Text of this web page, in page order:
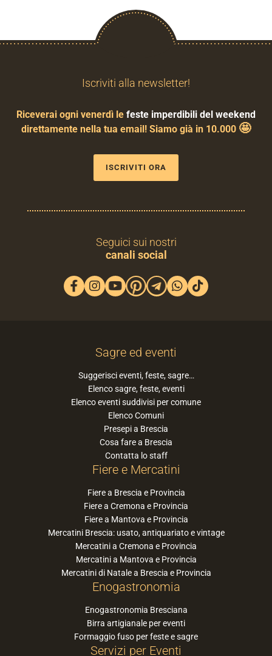
Iscriviti alla newsletter!
Riceverai ogni venerdì le feste imperdibili del weekend
direttamente nella tua email! Siamo già in 10.000 🤩
ISCRIVITI ORA
Seguici sui nostri
canali social
Sagre ed eventi
Suggerisci eventi, feste, sagre…
Elenco sagre, feste, eventi
Elenco eventi suddivisi per comune
Elenco Comuni
Presepi a Brescia
Cosa fare a Brescia
Contatta lo staff
Fiere e Mercatini
Fiere a Brescia e Provincia
Fiere a Cremona e Provincia
Fiere a Mantova e Provincia
Mercatini Brescia: usato, antiquariato e vintage
Mercatini a Cremona e Provincia
Mercatini a Mantova e Provincia
Mercatini di Natale a Brescia e Provincia
Enogastronomia
Enogastronomia Bresciana
Birra artigianale per eventi
Formaggio fuso per feste e sagre
Servizi per Eventi